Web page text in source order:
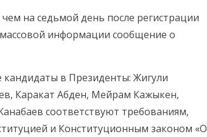
на седьмой день после регистрации
информации сообщение о
в Президенты: Жигули
Каракат Абден, Мейрам Кажыкен,
соответствуют требованиям,
и Конституционным законом «О